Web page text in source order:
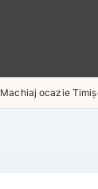
Machiaj ocazie